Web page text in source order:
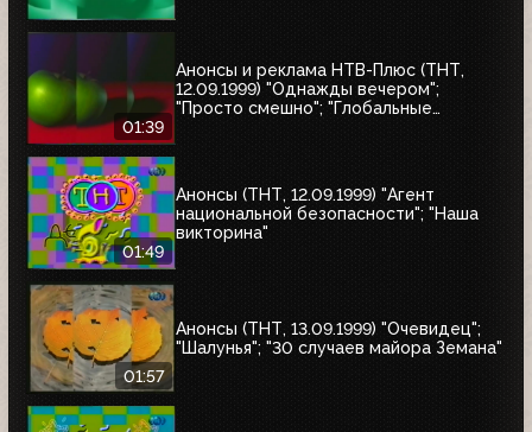
01:39
Анонсы и реклама НТВ-Плюс (ТНТ,
12.09.1999) "Однажды вечером";
"Просто смешно"; "Глобальные
01:49
Анонсы (ТНТ, 12.09.1999) "Агент
национальной безопасности"; "Наша
викторина"
01:57
Анонсы (ТНТ, 13.09.1999) "Очевидец";
"Шалунья"; "30 случаев майора Земана"